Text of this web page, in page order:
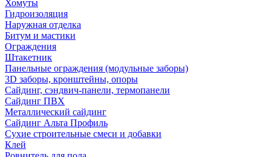
Хомуты
Гидроизоляция
Наружная отделка
Битум и мастики
Ограждения
Штакетник
Панельные ограждения (модульные заборы)
3D заборы, кронштейны, опоры
Cайдинг, сэндвич-панели, термопанели
Сайдинг ПВХ
Металлический сайдинг
Сайдинг Альта Профиль
Сухие строительные смеси и добавки
Клей